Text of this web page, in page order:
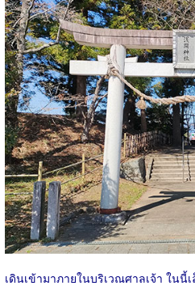
เดินเข้ามาภายในบริเวณศาลเจ้า ในนี้